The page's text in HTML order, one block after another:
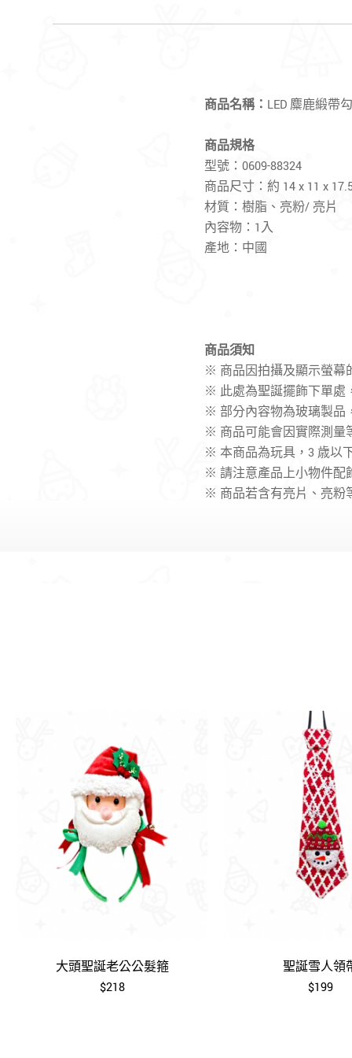
商品名稱： LED 麋鹿緞帶勾
商品規格
型號：0609-88324
商品尺寸：約 14 x 11 x
材質：樹脂、亮粉/ 亮片
內容物：1入
產地：中國
商品須知
※ 商品因拍攝及顯示螢幕
※ 此處為聖誕擺飾下單處
※ 部分內容物為玻璃製品
※ 商品可能會因實際測量
※ 本商品為玩具，3 歳以
※ 請注意產品上小物件配
※ 商品若含有亮片、亮粉
大頭聖誕老公公髮箍
$218
聖誕雪人領
$199